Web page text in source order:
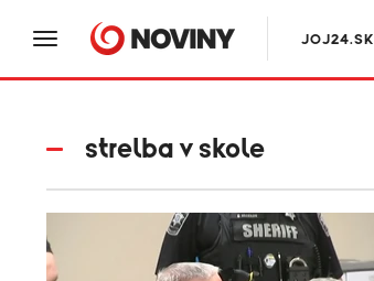
JOJ24.SK
strelba v skole